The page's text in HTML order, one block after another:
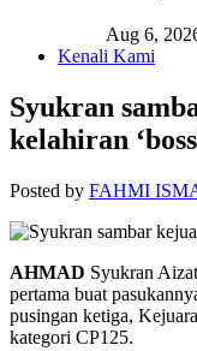
Aug 6,
Kenali Kami
Syukran
kelahiran
Posted by FAHMI
AHMAD Syukran
pertama buat
pusingan ketiga,
kategori CP125.